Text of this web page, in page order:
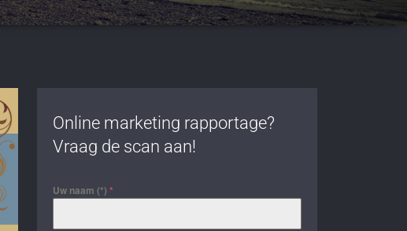
Online marketing rapportage?
Vraag de scan aan!
Uw naam (*) *